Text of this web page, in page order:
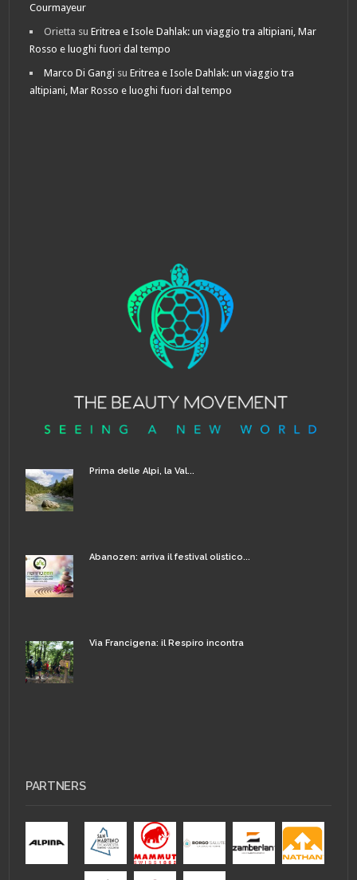
Courmayeur
Orietta suEritrea e Isole Dahlak: un viaggio tra altipiani, Mar
Rosso e luoghi fuori dal tempo
Marco Di Gangi suEritrea e Isole Dahlak: un viaggio tra
altipiani, Mar Rosso e luoghi fuori dal tempo
Prima delle Alpi, la Val...
Abanozen: arriva il festival olistico...
Via Francigena: il Respiro incontra
PARTNERS